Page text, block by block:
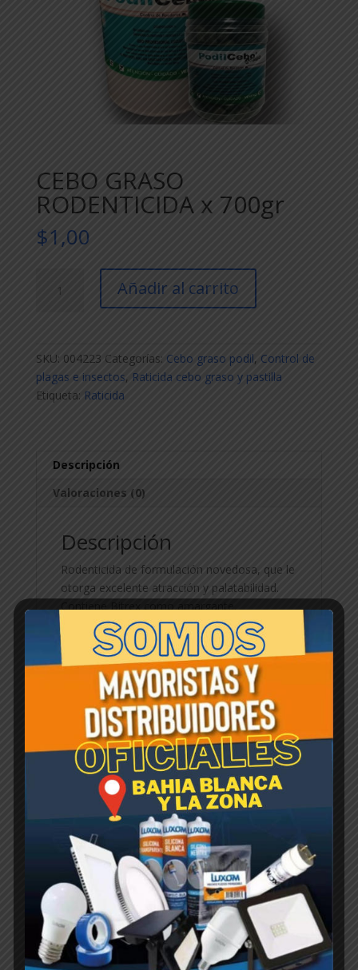
CEBO GRASO
RODENTICIDA x 700gr
$1,00
GRASO
RODENTICIDA
Añadir al carrito
SKU: 004223 Categorías: Cebo graso podil, Control de
plagas e insectos, Raticida cebo graso y pastilla
Etiqueta: Raticida
Descripción
Valoraciones (0)
Descripción
Rodenticida de formulación novedosa, que le
otorga excelente atracción y palatabilidad.
Productos relacionados